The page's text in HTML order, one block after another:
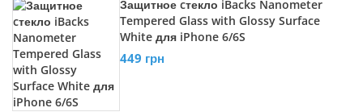
Защитное cтекло iBacks Nanometer
Tempered Glass with Glossy Surface
White для iPhone 6/6S
449 грн